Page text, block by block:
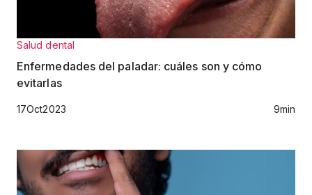
Salud dental
Enfermedades del paladar: cuáles son y cómo
evitarlas
17Oct2023 9min